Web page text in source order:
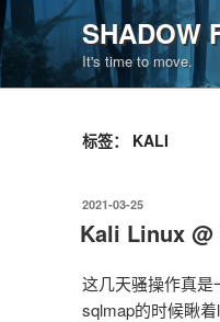
跳
至
内
容
SHADOW
It's time to move.
标签： KALI
发
布
于
2021-03-25
Kali Linux @
这几天骚操作真
sqlmap的时候瞅